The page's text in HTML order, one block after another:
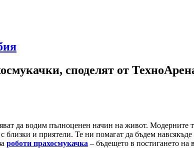
споделят от
да водим пълноценен начин на живот. Модерните
и приятели. Те ни помагат да бъдем навсякъде
роботи прахосмукачка – бъдещето в постигането на